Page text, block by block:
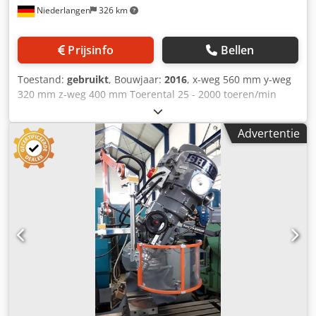
Niederlangen 326 km
Prijsinfo Bellen
Toestand: gebruikt, Bouwjaar: 2016, x-weg 560 mm y-weg
320 mm z-weg 400 mm Toerental 25 - 2000 toeren/min
Toerental in 18 standen Spindelopname ISO 40 SK
Pennenweg 100 mm Tafel: 320x1000 / 450x950 mm
Tafelbelasting 125 kg Voedingsbereik 5 - 600 mm/min
Voeding in 18 standen Snelle voeding 1200 mm/min Totaal
vermogensverbruik 5,4 kW Gewicht machine ca. 1780 kg
Afmetingen L-B-H 1800 x 1500 x 1780 mm afkomstig uit een
leerwerkplaats - goede staat (!!) inbedrijfstelling Uitrusting:
- 3-assige digitale uitlezing - Kogelomloopspindels X- en Y-
as - Snelle voeding in alle 3 richtingen -
Elektromagnetische rem voor het blokkeren van de spindel
- Koelvloeistofinstallatie - Spaanschijf - Verticale freeskop
met pennenverstelling * Draaihoek freeskop 90° *
Gereedschapsopname ISO 40 - Vaste kastentafel 950 x 450
mm * Aantal/grootte van de T-gleuven 7 stuks/14,0 mm *
Advertentie